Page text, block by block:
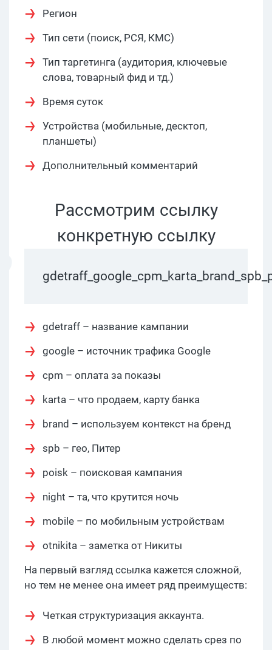
Регион
Тип сети (поиск, РСЯ, КМС)
Тип таргетинга (аудитория, ключевые
слова, товарный фид и тд.)
Время суток
Устройства (мобильные, десктоп,
планшеты)
Дополнительный комментарий
Рассмотрим ссылку
конкретную ссылку
gdetraff – название кампании
google – источник трафика Google
cpm – оплата за показы
karta – что продаем, карту банка
brand – используем контекст на бренд
spb – гео, Питер
poisk – поисковая кампания
night – та, что крутится ночь
mobile – по мобильным устройствам
otnikita – заметка от Никиты
На первый взгляд ссылка кажется сложной,
но тем не менее она имеет ряд преимуществ:
Четкая структуризация аккаунта.
В любой момент можно сделать срез по